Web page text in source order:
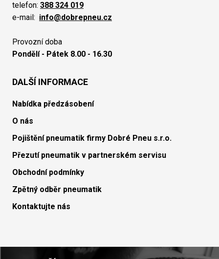
telefon: 388 324 019
e-mail: info@dobrepneu.cz
Provozní doba
Pondělí - Pátek 8.00 - 16.30
DALŠÍ INFORMACE
Nabídka předzásobení
O nás
Pojištění pneumatik firmy Dobré Pneu s.r.o.
Přezutí pneumatik v partnerském servisu
Obchodní podmínky
Zpětný odběr pneumatik
Kontaktujte nás